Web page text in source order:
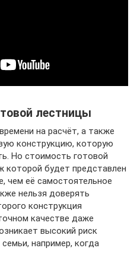
лестницы
на расчёт, а также
конструкцию, которую
Но стоимость готовой
которой будет представлен
чем её самостоятельное
нельзя доверять
конструкция
качестве даже
высокий риск
например, когда